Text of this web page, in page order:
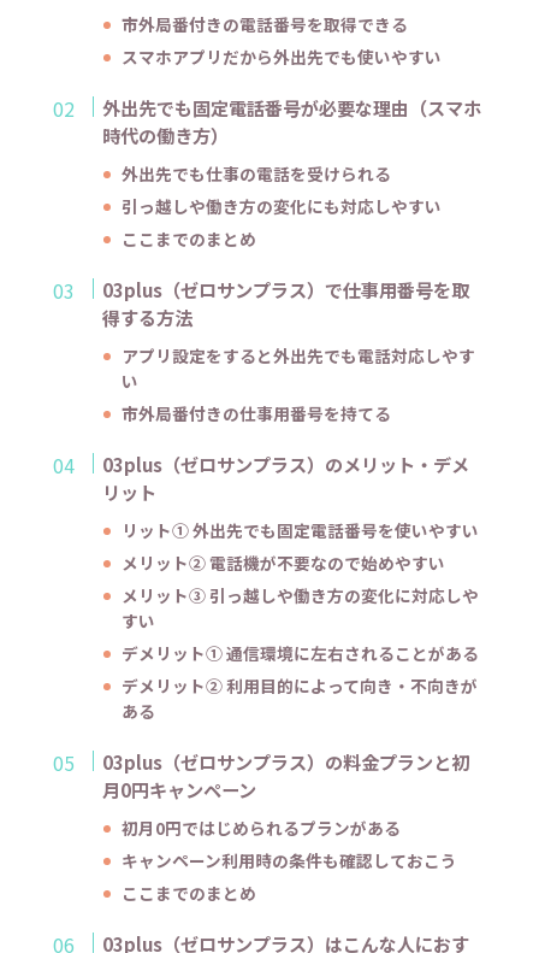
市外局番付きの電話番号を取得できる
スマホアプリだから外出先でも使いやすい
外出先でも固定電話番号が必要な理由（スマホ
時代の働き方）
外出先でも仕事の電話を受けられる
引っ越しや働き方の変化にも対応しやすい
ここまでのまとめ
03plus（ゼロサンプラス）で仕事用番号を取
得する方法
アプリ設定をすると外出先でも電話対応しやす
い
市外局番付きの仕事用番号を持てる
03plus（ゼロサンプラス）のメリット・デメ
リット
リット① 外出先でも固定電話番号を使いやすい
メリット② 電話機が不要なので始めやすい
メリット③ 引っ越しや働き方の変化に対応しや
すい
デメリット① 通信環境に左右されることがある
デメリット② 利用目的によって向き・不向きが
ある
03plus（ゼロサンプラス）の料金プランと初
月0円キャンペーン
初月0円ではじめられるプランがある
キャンペーン利用時の条件も確認しておこう
ここまでのまとめ
03plus（ゼロサンプラス）はこんな人におす